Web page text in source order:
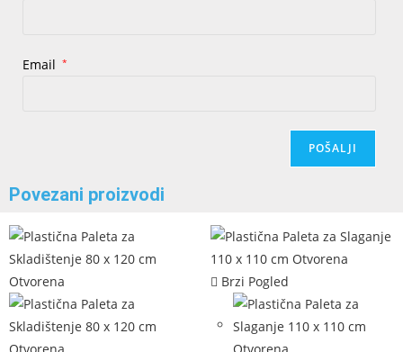
Email *
Povezani proizvodi
Brzi Pogled